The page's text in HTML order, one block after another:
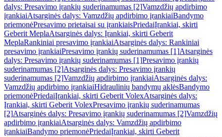
dalys: Presavimo įrankių suderinamumas [2]Vamzdžių apdirbimo
įrankiaiAtsarginės dalys: Vamzdžių apdirbimo įrankiaiBandymo
priemonėPresavimo prietaisai su įrankiaisPriedaiĮrankiai, skirti
Geberit MeplaAtsarginės dalys: Įrankiai, skirti Geberit
MeplaRankiniai presavimo įrankiaiAtsarginės dalys: Rankiniai
presavimo įrankiaiPresavimo įrankių suderinamumas [1]Atsarginės
dalys: Presavimo įrankių suderinamumas [1]Presavimo įrankių
suderinamumas [2]Atsarginės dalys: Presavimo įrankių
suderinamumas [2]Vamzdžių apdirbimo įrankiaiAtsarginės dalys:
Vamzdžių apdirbimo įrankiaiHidraulinių bandymų aklėsBandymo
priemonėPriedaiĮrankiai, skirti Geberit VolexAtsarginės dalys:
Įrankiai, skirti Geberit VolexPresavimo įrankių suderinamumas
[2]Atsarginės dalys: Presavimo įrankių suderinamumas [2]Vamzdžių
apdirbimo įrankiaiAtsarginės dalys: Vamzdžių apdirbimo
įrankiaiBandymo priemonėPriedaiĮrankiai, skirti Geberit